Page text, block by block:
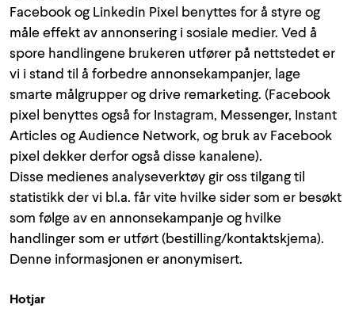
Facebook og Linkedin Pixel benyttes for å styre og
måle effekt av annonsering i sosiale medier. Ved å
spore handlingene brukeren utfører på nettstedet er
vi i stand til å forbedre annonsekampanjer, lage
smarte målgrupper og drive remarketing. (Facebook
pixel benyttes også for Instagram, Messenger, Instant
Articles og Audience Network, og bruk av Facebook
pixel dekker derfor også disse kanalene).
Disse medienes analyseverktøy gir oss tilgang til
statistikk der vi bl.a. får vite hvilke sider som er besøkt
som følge av en annonsekampanje og hvilke
handlinger som er utført (bestilling/kontaktskjema).
Denne informasjonen er anonymisert.
Hotjar